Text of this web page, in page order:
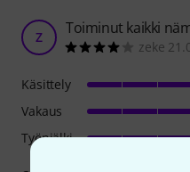
Z Toiminut kaikki
zeke
Käsittely
Vakaus
Työnjälki